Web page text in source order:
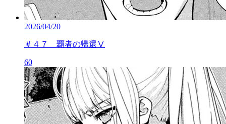
2026/04/20
＃４７ 覇者の帰還Ⅴ
60